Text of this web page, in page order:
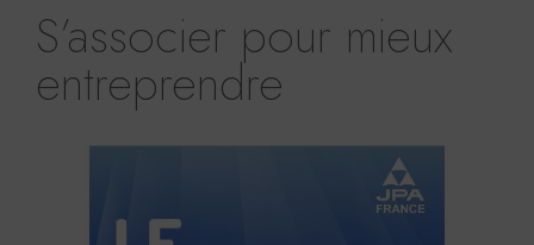
S’associer pour mieux
entreprendre